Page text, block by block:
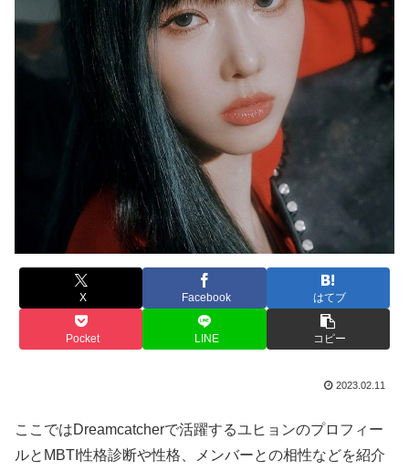
X Facebook はてブ
Pocket LINE コピー
2023.02.11
ここではDreamcatcherで活躍するユヒョンのプロフィー
ルとMBTI性格診断や性格、メンバーとの相性などを紹介